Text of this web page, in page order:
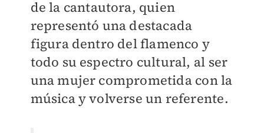
de la cantautora, quien
representó una destacada
figura dentro del flamenco y
todo su espectro cultural, al ser
una mujer comprometida con la
música y volverse un referente.